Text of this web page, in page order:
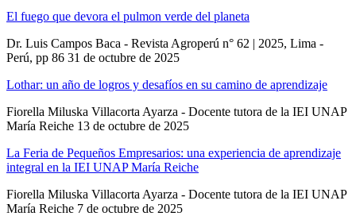
El fuego que devora el pulmon verde del planeta
Dr. Luis Campos Baca - Revista Agroperú n° 62 | 2025, Lima -
Perú, pp 86 31 de octubre de 2025
Lothar: un año de logros y desafíos en su camino de aprendizaje
Fiorella Miluska Villacorta Ayarza - Docente tutora de la IEI UNAP
María Reiche 13 de octubre de 2025
La Feria de Pequeños Empresarios: una experiencia de aprendizaje
integral en la IEI UNAP María Reiche
Fiorella Miluska Villacorta Ayarza - Docente tutora de la IEI UNAP
María Reiche 7 de octubre de 2025